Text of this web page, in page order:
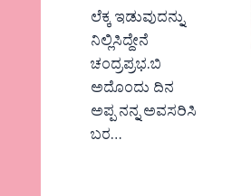
ಲೆಕ್ಕ ಇಡುವುದನ್ನು
ನಿಲ್ಲಿಸಿದ್ದೇನೆ
ಚಂದ್ರಪ್ರಭ.ಬಿ
ಅದೊಂದು ದಿನ
ಅಪ್ಪ ನನ್ನ ಅವಸರಿಸಿ
ಬರ…